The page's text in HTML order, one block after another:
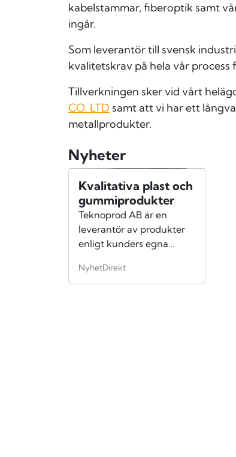
kabelstammar, fiberoptik samt
ingår.
Som leverantör till svensk
kvalitetskrav på hela vår
Tillverkningen sker vid vårt
CO. LTD samt att vi har ett
metallprodukter.
Nyheter
Kvalitativa plast och
gummiprodukter
Teknoprod AB är en
leverantör av produkter
enligt kunders egna
NyhetDirekt